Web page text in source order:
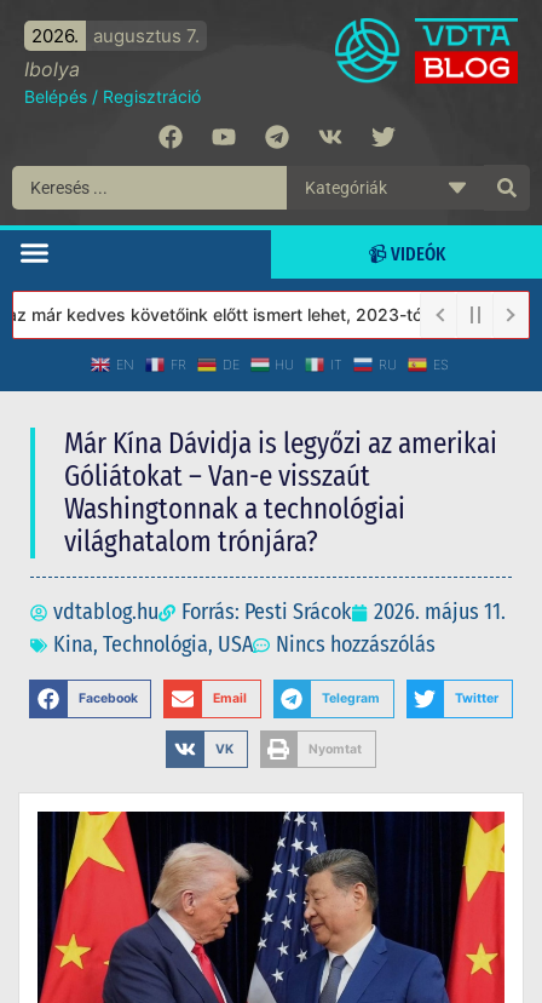
2026. augusztus 7.
Ibolya
Belépés / Regisztráció
📹 VIDEÓK
kedves követőink előtt ismert lehet, 2023-tól a Védett
EN FR DE HU IT RU ES
Már Kína Dávidja is legyőzi az amerikai
Góliátokat – Van-e visszaút
Washingtonnak a technológiai
világhatalom trónjára?
vdtablog.hu Forrás: Pesti Srácok
2026. május 11.
Kina, Technológia, USA Nincs hozzászólás
Facebook Email Telegram Twitter
VK Nyomtat